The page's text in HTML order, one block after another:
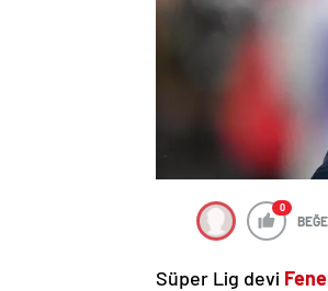
0
Süper Lig devi